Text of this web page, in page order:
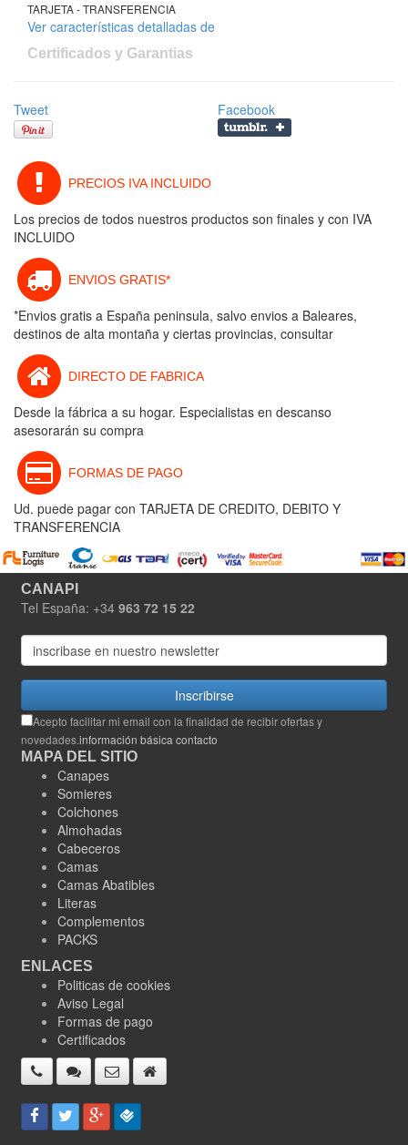
TARJETA - TRANSFERENCIA
Ver características detalladas de
Certificados y Garantias
Tweet Facebook
PRECIOS IVA INCLUIDO
Los precios de todos nuestros productos son finales y con IVA
INCLUIDO
ENVIOS GRATIS*
*Envios gratis a España peninsula, salvo envios a Baleares,
destinos de alta montaña y ciertas provincias, consultar
DIRECTO DE FABRICA
Desde la fábrica a su hogar. Especialistas en descanso
asesorarán su compra
FORMAS DE PAGO
Ud. puede pagar con TARJETA DE CREDITO, DEBITO Y
TRANSFERENCIA
CANAPI
Tel España: +34 963 72 15 22
Inscribirse
Acepto facilitar mi email con la finalidad de recibir ofertas y
novedades.información básica contacto
MAPA DEL SITIO
Canapes
Somieres
Colchones
Almohadas
Cabeceros
Camas
Camas Abatibles
Literas
Complementos
PACKS
ENLACES
Politicas de cookies
Aviso Legal
Formas de pago
Certificados